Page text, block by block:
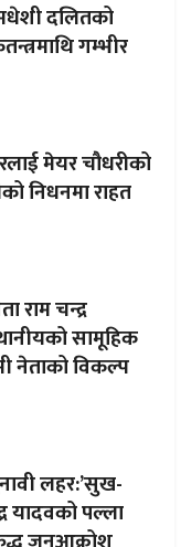
दलितको
गम्भीर
मेयर चौधरीको
निधनमा राहत
राम चन्द्र
सामूहिक
नेताको विकल्प
लहर:’सुख-
यादवको पल्ला